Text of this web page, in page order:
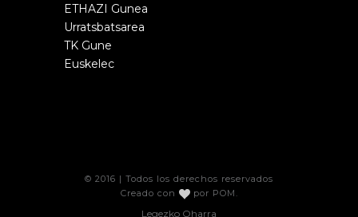
ETHAZI Gunea
Urratsbatsarea
TK Gune
Euskelec
© 2016 | Todos los derechos reservados
Creado con
por POM
Legezko Oharra